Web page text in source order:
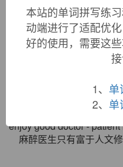
双语例句
gave
with hight
enjoy good doctor -
麻醉医生只有富于人文
本站的单词拼写练
动端进行了适配优
好的使用，需要这
接
1、 单
2、 单